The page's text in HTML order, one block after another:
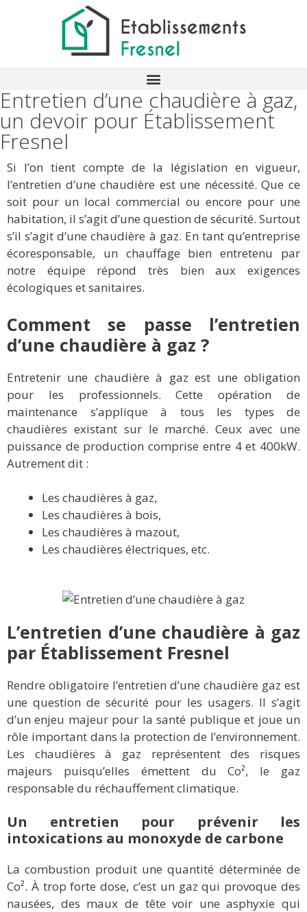
Entretien d’une chaudière à gaz,
un devoir pour Établissement
Fresnel
Si l’on tient compte de la législation en vigueur,
l’entretien d’une chaudière est une nécessité. Que ce
soit pour un local commercial ou encore pour une
habitation, il s’agit d’une question de sécurité. Surtout
s’il s’agit d’une chaudière à gaz. En tant qu’entreprise
écoresponsable, un chauffage bien entretenu par
notre équipe répond très bien aux exigences
écologiques et sanitaires.
Comment se passe l’entretien
d’une chaudière à gaz ?
Entretenir une chaudière à gaz est une obligation
pour les professionnels. Cette opération de
maintenance s’applique à tous les types de
chaudières existant sur le marché. Ceux avec une
puissance de production comprise entre 4 et 400kW.
Autrement dit :
Les chaudières à gaz,
Les chaudières à bois,
Les chaudières à mazout,
Les chaudières électriques, etc.
L’entretien d’une chaudière à gaz
par Établissement Fresnel
Rendre obligatoire l’entretien d’une chaudière gaz est
une question de sécurité pour les usagers. Il s’agit
d’un enjeu majeur pour la santé publique et joue un
rôle important dans la protection de l’environnement.
Les chaudières à gaz représentent des risques
majeurs puisqu’elles émettent du Co², le gaz
responsable du réchauffement climatique.
Un entretien pour prévenir les
intoxications au monoxyde de carbone
La combustion produit une quantité déterminée de
Co². À trop forte dose, c’est un gaz qui provoque des
nausées, des maux de tête voir une asphyxie qui